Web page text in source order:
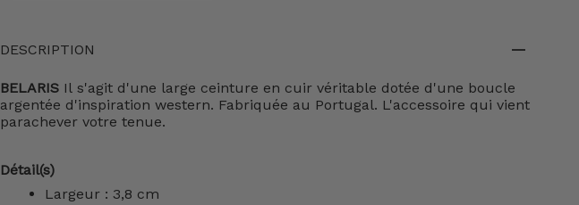
DESCRIPTION
BELARIS Il s'agit d'une large ceinture en cuir véritable dotée d'une boucle
argentée d'inspiration western. Fabriquée au Portugal. L'accessoire qui vient
parachever votre tenue.
Détail(s)
Largeur : 3,8 cm